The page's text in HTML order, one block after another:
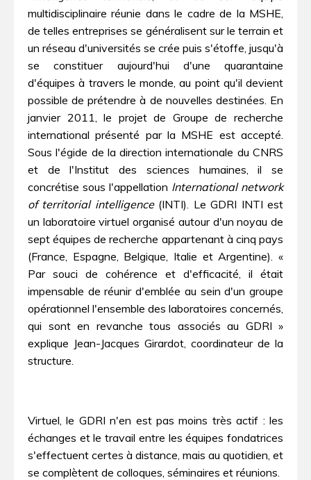
multidisciplinaire réunie dans le cadre de la MSHE,
de telles entreprises se généralisent sur le terrain et
un réseau d'universités se crée puis s'étoffe, jusqu'à
se constituer aujourd'hui d'une quarantaine
d'équipes à travers le monde, au point qu'il devient
possible de prétendre à de nouvelles destinées. En
janvier 2011, le projet de Groupe de recherche
international présenté par la MSHE est accepté.
Sous l'égide de la direction internationale du CNRS
et de l'Institut des sciences humaines, il se
concrétise sous l'appellation International network
of territorial intelligence(INTI). Le GDRI INTI est
un laboratoire virtuel organisé autour d'un noyau de
sept équipes de recherche appartenant à cinq pays
(France, Espagne, Belgique, Italie et Argentine). «
Par souci de cohérence et d'efficacité, il était
impensable de réunir d'emblée au sein d'un groupe
opérationnel l'ensemble des laboratoires concernés,
qui sont en revanche tous associés au GDRI »
explique Jean-Jacques Girardot, coordinateur de la
structure.
Virtuel, le GDRI n'en est pas moins très actif : les
échanges et le travail entre les équipes fondatrices
s'effectuent certes à distance, mais au quotidien, et
se complètent de colloques, séminaires et réunions.